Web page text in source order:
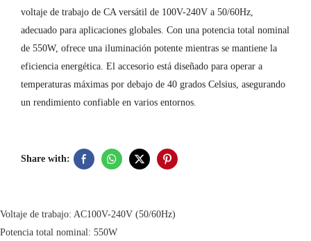
voltaje de trabajo de CA versátil de 100V-240V a 50/60Hz,
adecuado para aplicaciones globales. Con una potencia total nominal
de 550W, ofrece una iluminación potente mientras se mantiene la
eficiencia energética. El accesorio está diseñado para operar a
temperaturas máximas por debajo de 40 grados Celsius, asegurando
un rendimiento confiable en varios entornos.
Share with:
Voltaje de trabajo: AC100V-240V (50/60Hz)
Potencia total nominal: 550W